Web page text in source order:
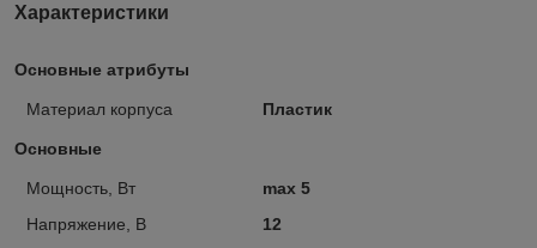
Характеристики
Основные атрибуты
Материал корпуса Пластик
Основные
Мощность, Вт
max 5
Напряжение, В
12